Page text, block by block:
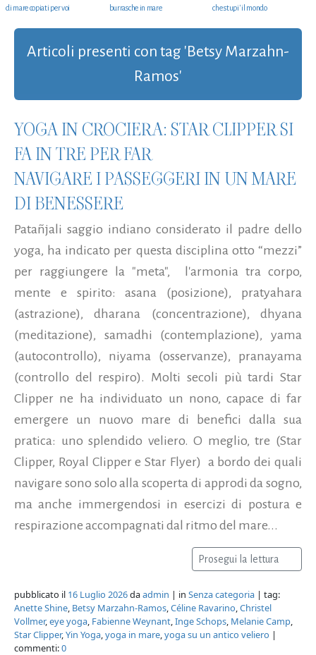
di mare copiati per voi
burrasche in mare
che stupi' il mondo
Articoli presenti con tag 'Betsy Marzahn-
Ramos'
YOGA IN CROCIERA: STAR CLIPPER SI
FA IN TRE PER FAR
NAVIGARE I PASSEGGERI IN UN MARE
DI BENESSERE
Patañjali saggio indiano considerato il padre dello
yoga, ha indicato per questa disciplina otto “mezzi”
per raggiungere la "meta", l'armonia tra corpo,
mente e spirito: asana (posizione), pratyahara
(astrazione), dharana (concentrazione), dhyana
(meditazione), samadhi (contemplazione), yama
(autocontrollo), niyama (osservanze), pranayama
(controllo del respiro). Molti secoli più tardi Star
Clipper ne ha individuato un nono, capace di far
emergere un nuovo mare di benefici dalla sua
pratica: uno splendido veliero. O meglio, tre (Star
Clipper, Royal Clipper e Star Flyer) a bordo dei quali
navigare sono solo alla scoperta di approdi da sogno,
ma anche immergendosi in esercizi di postura e
respirazione accompagnati dal ritmo del mare...
Prosegui la lettura
pubblicato il 16 Luglio 2026daadmin | in Senza categoria | tag:
Anette Shine, Betsy Marzahn-Ramos,Céline Ravarino,Christel
Vollmer,eye yoga, Fabienne Weynant,Inge Schops, Melanie Camp,
Star Clipper,Yin Yoga,yoga in mare,yoga su un antico veliero |
commenti:0